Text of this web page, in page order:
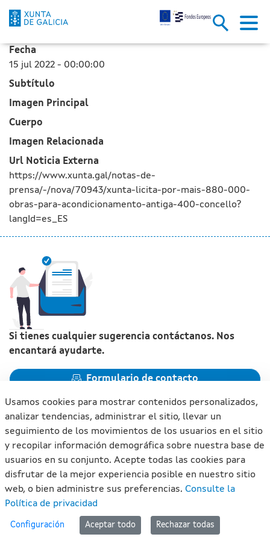
La Xunta licita por más de
Saltar al contenido principal
Fecha
15 jul 2022 - 00:00:00
Subtítulo
Imagen Principal
Cuerpo
Imagen Relacionada
Url Noticia Externa
https://www.xunta.gal/notas-de-
prensa/-/nova/70943/xunta-licita-por-mais-880-000-
obras-para-acondicionamento-antiga-400-concello?
langId=es_ES
Si tienes cualquier sugerencia contáctanos. Nos
encantará ayudarte.
Formulario de contacto
Xunta de Galicia. Información mantenida y publicada en
internet por la Xunta de Galicia
Atención a la ciudadanía
Accesibilidad
Usamos cookies para mostrar contenidos personalizados,
analizar tendencias, administrar el sitio, llevar un
seguimiento de los movimientos de los usuarios en el sitio
y recopilar información demográfica sobre nuestra base de
usuarios en su conjunto. Acepte todas las cookies para
disfrutar de la mejor experiencia posible en nuestro sitio
web, o bien administre sus preferencias. Consulte la
Política de privacidad
Configuración Aceptar todo Rechazar todas